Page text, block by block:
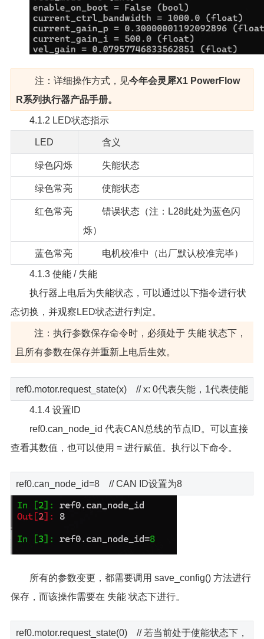
注：详细操作方式，见今年会灵犀X1 PowerFlow
R系列执行器产品手册。
4.1.2 LED状态指示
LED 含义
绿色闪烁 失能状态
绿色常亮 使能状态
红色常亮
错误状态（注：L28此处为蓝色闪
烁）
蓝色常亮 电机校准中（出厂默认校准完毕）
4.1.3 使能 / 失能
执行器上电后为失能状态，可以通过以下指令进行状
态切换，并观察LED状态进行判定。
注：执行参数保存命令时，必须处于 失能 状态下，
且所有参数在保存并重新上电后生效。
ref0.motor.request_state(x) // x: 0代表失能，1代表使能
4.1.4 设置ID
ref0.can_node_id 代表CAN总线的节点ID。可以直接
查看其数值，也可以使用 = 进行赋值。执行以下命令。
ref0.can_node_id=8 // CAN ID设置为8
所有的参数变更，都需要调用 save_config() 方法进行
保存，而该操作需要在 失能 状态下进行。
ref0.motor.request_state(0) // 若当前处于使能状态下，